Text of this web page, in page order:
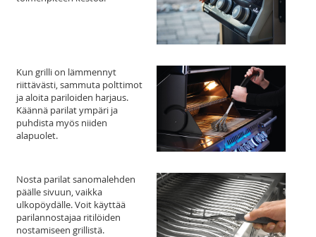
Kun grilli on lämmennyt
riittävästi, sammuta polttimot
ja aloita pariloiden harjaus.
Käännä parilat ympäri ja
puhdista myös niiden
alapuolet.
Nosta parilat sanomalehden
päälle sivuun, vaikka
ulkopöydälle. Voit käyttää
parilannostajaa ritilöiden
nostamiseen grillistä.